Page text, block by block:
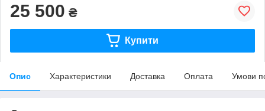
25 500 ₴
Купити
Опис Характеристики Доставка Оплата Умови